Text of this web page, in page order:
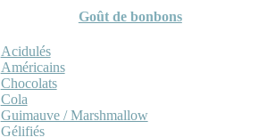
Goût de bonbons
Acidulés
Américains
Chocolats
Cola
Guimauve / Marshmallow
Gélifiés